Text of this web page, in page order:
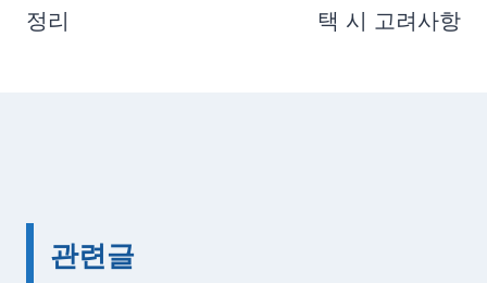
정리
택 시 고려사항
관련글